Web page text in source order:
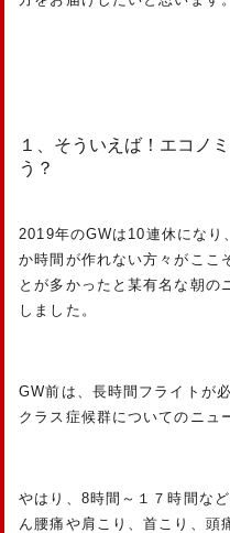
１、そういえば！エコノ
う？
2019年のGWは10連休になり
か時間が作れない方々がここ
とが多かったと某有名な朝の
しました。
GW前は、長時間フライトが
クラス症候群についてのニュ
やはり、8時間～１７時間な
ん腰痛や肩こり、首こり、頭